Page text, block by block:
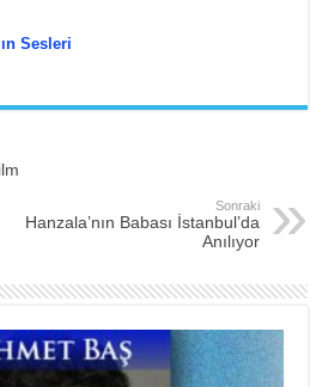
Sesleri
Sonraki
Hanzala’nın Babası İstanbul’da
Anılıyor